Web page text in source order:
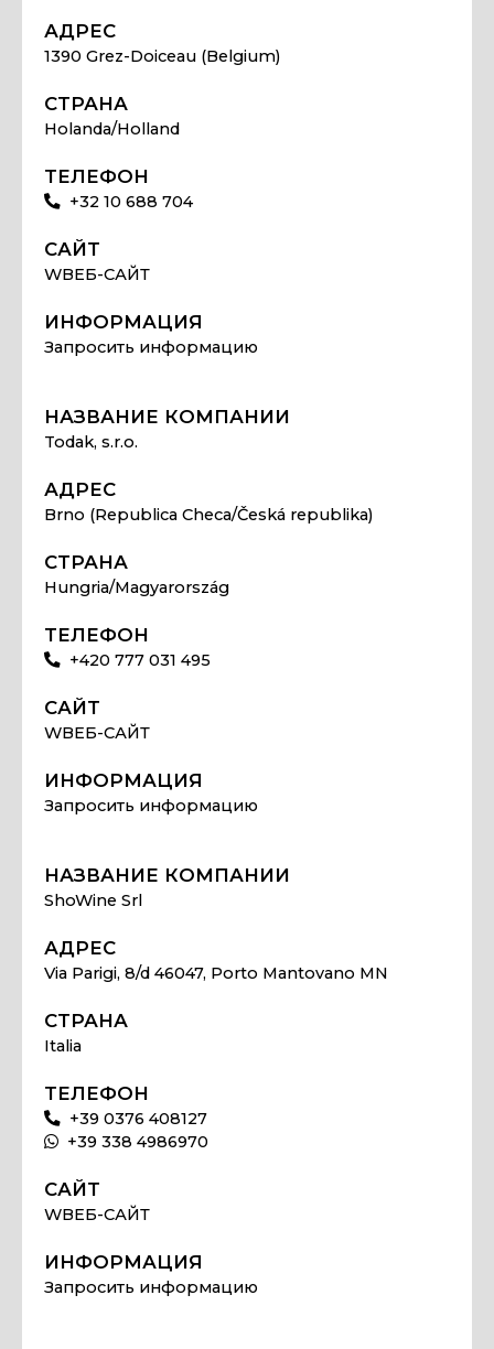
АДРЕС
1390 Grez-Doiceau (Belgium)
СТРАНА
Holanda/Holland
ТЕЛЕФОН
+32 10 688 704
САЙТ
WВЕБ-САЙТ
ИНФОРМАЦИЯ
Запросить информацию
НАЗВАНИЕ КОМПАНИИ
Todak, s.r.o.
АДРЕС
Brno (Republica Checa/Česká republika)
СТРАНА
Hungria/Magyarország
ТЕЛЕФОН
+420 777 031 495
САЙТ
WВЕБ-САЙТ
ИНФОРМАЦИЯ
Запросить информацию
НАЗВАНИЕ КОМПАНИИ
ShoWine Srl
АДРЕС
Via Parigi, 8/d 46047, Porto Mantovano MN
СТРАНА
Italia
ТЕЛЕФОН
+39 0376 408127
+39 338 4986970
САЙТ
WВЕБ-САЙТ
ИНФОРМАЦИЯ
Запросить информацию